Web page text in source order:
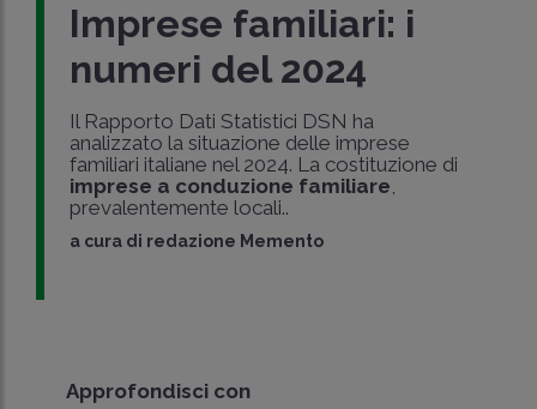
Imprese familiari: i
numeri del 2024
Il Rapporto Dati Statistici DSN ha
analizzato la situazione delle imprese
familiari italiane nel 2024. La costituzione di
imprese a conduzione familiare,
prevalentemente locali..
a cura di redazione Memento
Approfondisci con